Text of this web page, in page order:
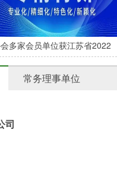
多家会员单位获江苏省2022
常务理事单位
司